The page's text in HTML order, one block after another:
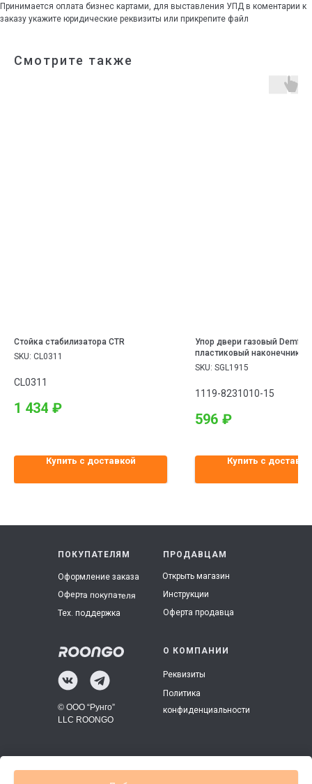
Принимается оплата бизнес картами, для выставления УПД в коментарии к
заказу укажите юридические реквизиты или прикрепите файл
Смотрите также
Стойка стабилизатора CTR
SKU: CL0311
CL0311
1 434 ₽
Купить с доставкой
Упор двери газовый Demfi
пластиковый наконечник
2109 2113 2114 2111 2112
SKU: SGL1915
1119-8231010-15
596 ₽
Купить с
ПРОДАВЦАМ
Оферта продавца
Инструкции
Открыть магазин
ПОКУПАТЕЛЯМ
Тех. поддержка
Оферта покупателя
Оформление заказа
О КОМПАНИИ
Политика
конфиденциальности
Реквизиты
© ООО “Рунго”
LLC ROONGO